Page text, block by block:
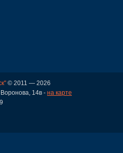
© 2011 — 2026
Воронова, 14в - на карте